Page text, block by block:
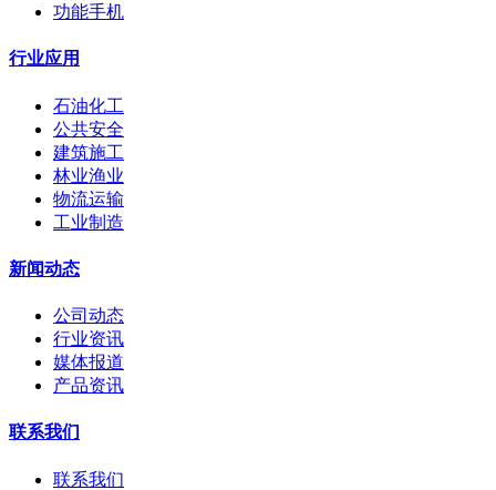
功能手机
行业应用
石油化工
公共安全
建筑施工
林业渔业
物流运输
工业制造
新闻动态
公司动态
行业资讯
媒体报道
产品资讯
联系我们
联系我们